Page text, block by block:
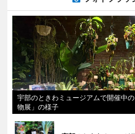
宇部のときわミュージアムで開催中
物展」の様子